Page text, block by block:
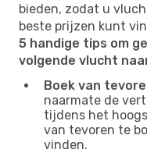
bieden, zodat u
beste prijzen kunt
5 handige tips om
volgende vlucht
Boek van
naarmate de
tijdens het
van tevoren te
vinden.